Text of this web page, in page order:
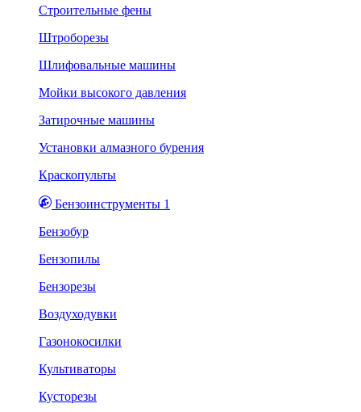
Строительные фены
Штроборезы
Шлифовальные машины
Мойки высокого давления
Затирочные машины
Установки алмазного бурения
Краскопульты
Бензоинструменты 1
Бензобур
Бензопилы
Бензорезы
Воздуходувки
Газонокосилки
Культиваторы
Кусторезы